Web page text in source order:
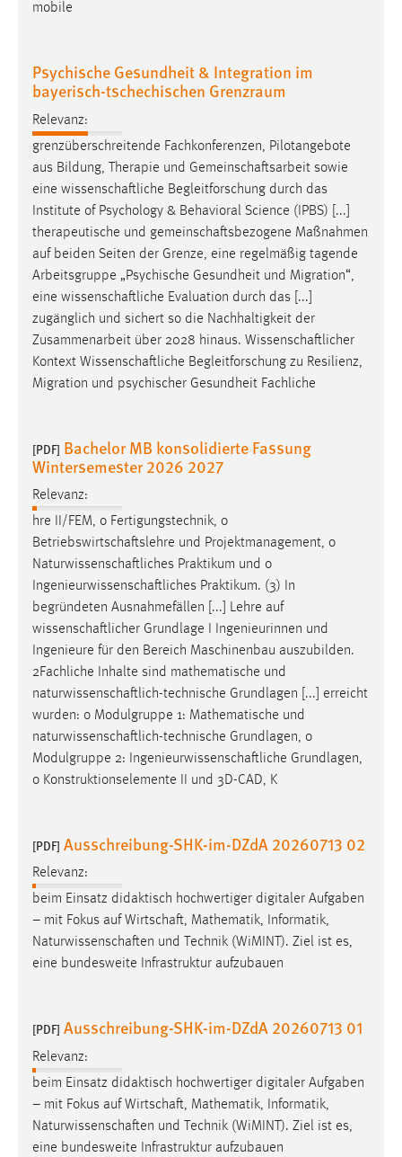
mobile
Psychische Gesundheit & Integration im
bayerisch-tschechischen Grenzraum
Relevanz:
grenzüberschreitende Fachkonferenzen, Pilotangebote
aus Bildung, Therapie und Gemeinschaftsarbeit sowie
eine wissenschaftliche Begleitforschung durch das
Institute of Psychology & Behavioral Science (IPBS) [...]
therapeutische und gemeinschaftsbezogene Maßnahmen
auf beiden Seiten der Grenze, eine regelmäßig tagende
Arbeitsgruppe „Psychische Gesundheit und Migration“,
eine wissenschaftliche Evaluation durch das [...]
zugänglich und sichert so die Nachhaltigkeit der
Zusammenarbeit über 2028 hinaus. Wissenschaftlicher
Kontext Wissenschaftliche Begleitforschung zu Resilienz,
Migration und psychischer Gesundheit Fachliche
[PDF] Bachelor MB konsolidierte Fassung
Wintersemester 2026 2027
Relevanz:
hre II/FEM, o Fertigungstechnik, o
Betriebswirtschaftslehre und Projektmanagement, o
Naturwissenschaftliches Praktikum und o
Ingenieurwissenschaftliches Praktikum. (3) In
begründeten Ausnahmefällen [...] Lehre auf
wissenschaftlicher Grundlage I Ingenieurinnen und
Ingenieure für den Bereich Maschinenbau auszubilden.
2Fachliche Inhalte sind mathematische und
naturwissenschaftlich-technische Grundlagen [...] erreicht
wurden: o Modulgruppe 1: Mathematische und
naturwissenschaftlich-technische Grundlagen, o
Modulgruppe 2:
Ingenieurwissenschaftliche Grundlagen,
o Konstruktionselemente II und 3D-CAD, K
[PDF] Ausschreibung-SHK-im-DZdA 20260713 02
Relevanz:
beim Einsatz didaktisch hochwertiger digitaler Aufgaben
– mit Fokus aufWirtschaft, Mathematik, Informatik,
Naturwissenschaften und Technik (WiMINT). Ziel ist es,
eine bundesweite Infrastruktur aufzubauen
[PDF] Ausschreibung-SHK-im-DZdA 20260713 01
Relevanz:
beim Einsatz didaktisch hochwertiger digitaler Aufgaben
– mit Fokus aufWirtschaft, Mathematik, Informatik,
Naturwissenschaften und Technik (WiMINT). Ziel ist es,
eine bundesweite Infrastruktur aufzubauen